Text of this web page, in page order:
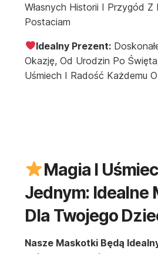
Własnych Historii I Przygód Z
Postaciam
Idealny Prezent:
Okazję, Od Urodzin Po
Uśmiech I Radość Każdemu
Magia I
Jednym: Idealne
Dla Twojego
Nasze Maskotki Będą